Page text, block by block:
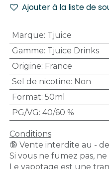
Ajouter à la liste de
Marque: Tjuice
Gamme: Tjuice Drinks
Origine: France
Sel de nicotine: Non
Format: 50ml
PG/VG: 40/60 %
Conditions
🔞 Vente interdite au - de
Si vous ne fumez pas,
Le vapotage est une